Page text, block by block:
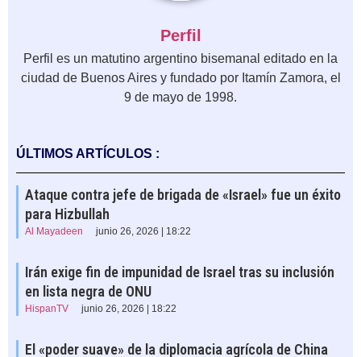
Perfil
Perfil es un matutino argentino bisemanal editado en la
ciudad de Buenos Aires y fundado por Itamín Zamora, el
9 de mayo de 1998.
ÚLTIMOS ARTÍCULOS :
Ataque contra jefe de brigada de «Israel» fue un éxito
para Hizbullah
Al Mayadeen junio 26, 2026 | 18:22
Irán exige fin de impunidad de Israel tras su inclusión
en lista negra de ONU
HispanTV junio 26, 2026 | 18:22
El «poder suave» de la diplomacia agrícola de China